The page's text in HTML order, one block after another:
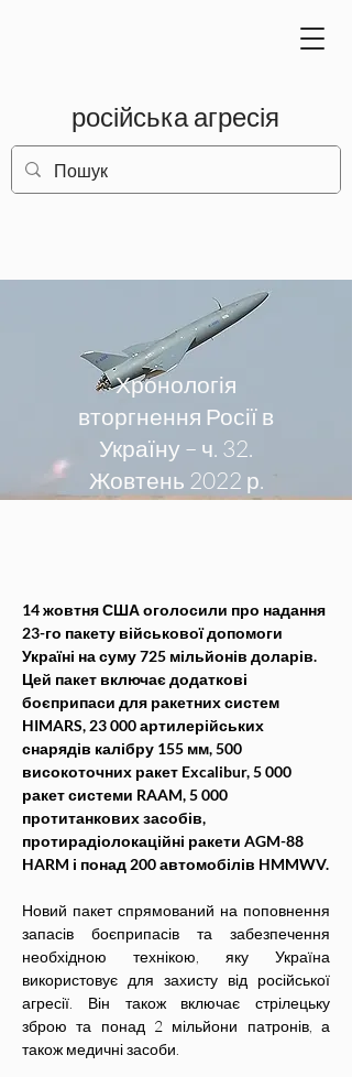
російська агресія
Хронологія
вторгнення Росії в
Україну – ч. 32.
Жовтень 2022 р.
14 жовтня США оголосили про надання
23-го пакету військової допомоги
Україні на суму 725 мільйонів доларів.
Цей пакет включає додаткові
боєприпаси для ракетних систем
HIMARS, 23 000 артилерійських
снарядів калібру 155 мм, 500
високоточних ракет Excalibur, 5 000
ракет системи RAAM, 5 000
протитанкових засобів,
протирадіолокаційні ракети AGM-88
HARM і понад 200 автомобілів HMMWV.
Новий пакет спрямований на поповнення
запасів боєприпасів та забезпечення
необхідною технікою, яку Україна
використовує для захисту від російської
агресії. Він також включає стрілецьку
зброю та понад 2 мільйони патронів, а
також медичні засоби.